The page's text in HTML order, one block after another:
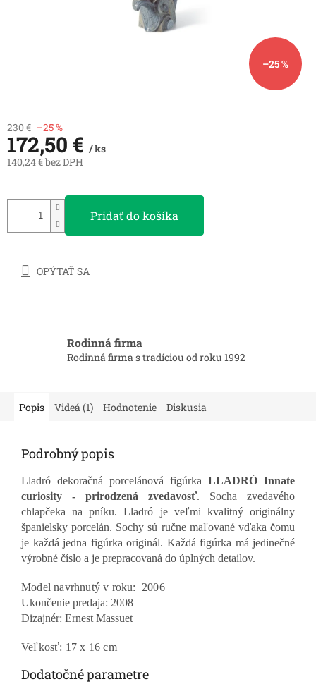
–25 %
230 € –25 %
172,50 € / ks
140,24 € bez DPH
Pridať do košíka
OPÝTAŤ SA
Rodinná firma
Rodinná firma s tradíciou od roku 1992
Popis Videá (1) Hodnotenie Diskusia
Podrobný popis
Lladró dekoračná porcelánová figúrka LLADRÓ Innate
curiosity - prirodzená zvedavosť. Socha zvedavého
chlapčeka na pníku. Lladró je veľmi kvalitný originálny
španielsky porcelán. Sochy sú ručne maľované vďaka čomu
je každá jedna figúrka originál. Každá figúrka má jedinečné
výrobné číslo a je prepracovaná do úplných detailov.
Model navrhnutý v roku: 2006
Ukončenie predaja: 2008
Dizajnér: Ernest Massuet
Veľkosť: 17 x 16 cm
Dodatočné parametre